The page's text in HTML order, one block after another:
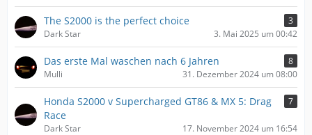
The S2000 is the perfect choice
3
Dark Star
3. Mai 2025 um 00:42
Das erste Mal waschen nach 6 Jahren
8
Mulli
31. Dezember 2024 um 08:00
Honda S2000 v Supercharged GT86 & MX 5: Drag
Race
7
Dark Star 17. November 2024 um 16:54